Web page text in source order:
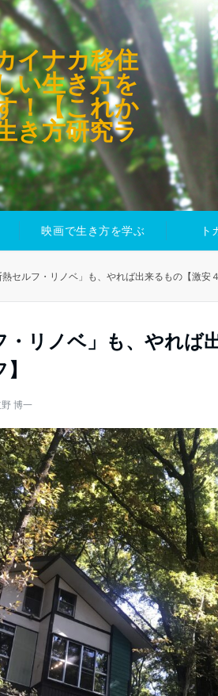
イナカ移住
い生き方を
！【これか
き方研究ラ
映画で生き方を学ぶ ト
熱セルフ・リノベ」も、やれば出来るもの【激安
・リノベ」も、やれば
野 博一